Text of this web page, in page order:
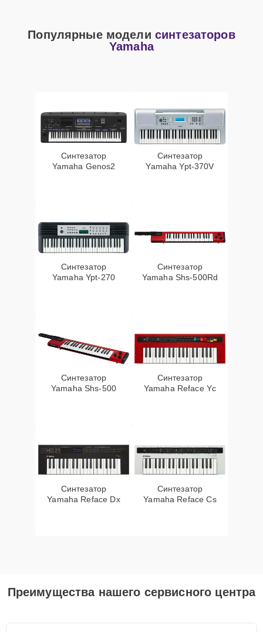
Популярные модели синтезаторов
Yamaha
Синтезатор
Yamaha Genos2
Синтезатор
Yamaha Ypt-370V
Синтезатор
Yamaha Ypt-270
Синтезатор
Yamaha Shs-500Rd
Синтезатор
Yamaha Shs-500
Синтезатор
Yamaha Reface Yc
Синтезатор
Yamaha Reface Dx
Синтезатор
Yamaha Reface Cs
Преимущества нашего сервисного центра